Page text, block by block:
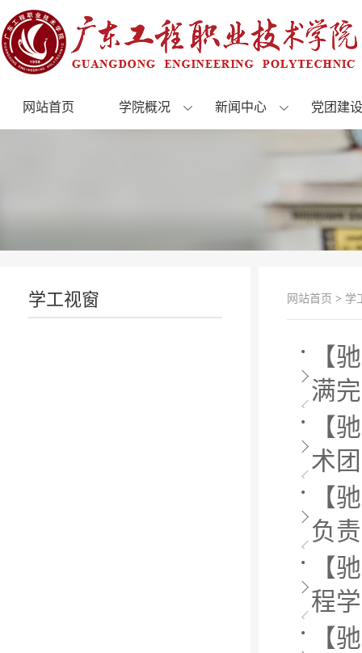
网站首页 学院概况 新闻中心 党团建设
学工视窗 网站首页 > 学
【
满
【
术
【
负
【
程
【